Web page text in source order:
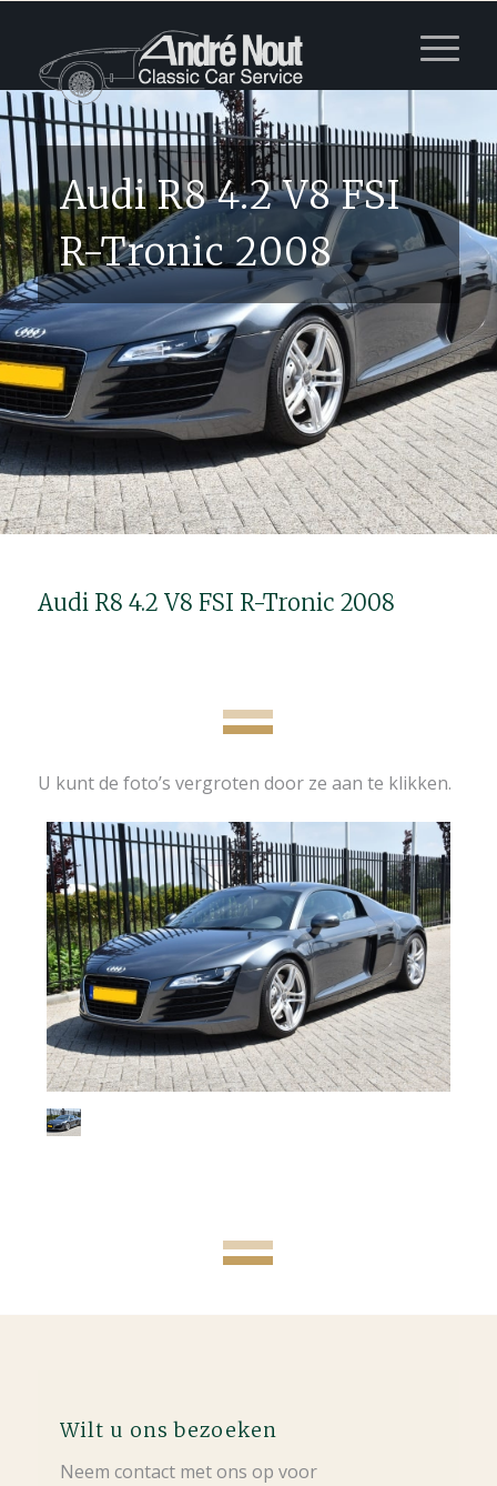
Audi R8 4.2 V8 FSI
R-Tronic 2008
Audi R8 4.2 V8 FSI R-Tronic 2008
U kunt de foto’s vergroten door ze aan te klikken.
Wilt u ons bezoeken
Neem contact met ons op voor